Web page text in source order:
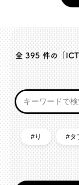
全395件の「ICT
り タ